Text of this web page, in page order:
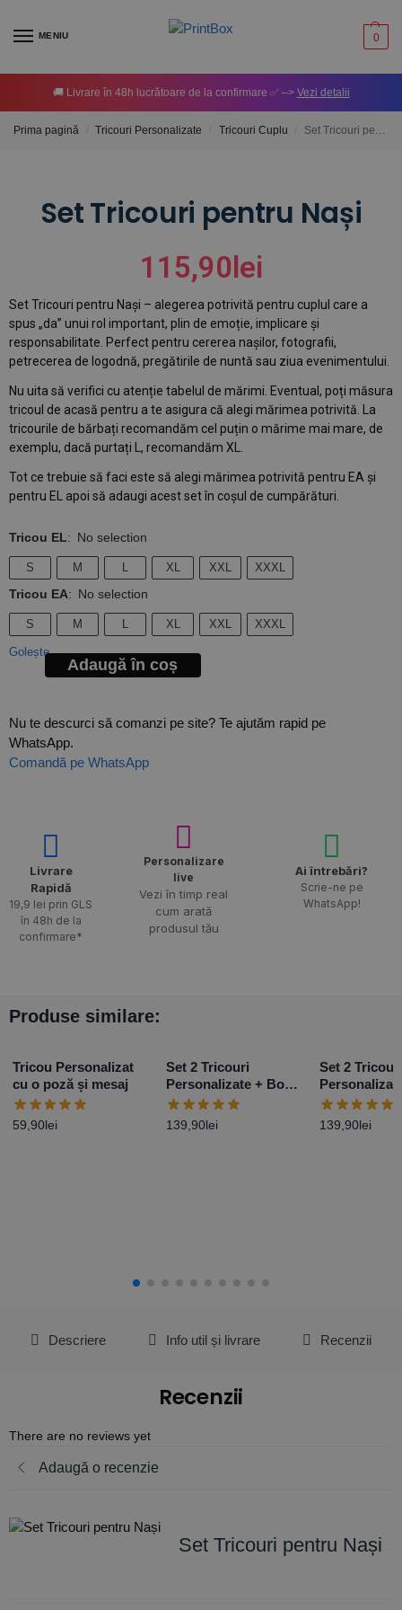
MENIU 0
🚚 Livrare în 48h lucrătoare de la confirmare ✅ –> Vezi detalii
Prima pagină Tricouri Personalizate Tricouri Cuplu Set Tricouri pentru Nași
Set Tricouri pentru Nași
115,90lei
Set Tricouri pentru Nași – alegerea potrivită pentru cuplul care a
spus „da” unui rol important, plin de emoție, implicare și
responsabilitate. Perfect pentru cererea nașilor, fotografii,
petrecerea de logodnă, pregătirile de nuntă sau ziua evenimentului.
Nu uita să verifici cu atenție tabelul de mărimi. Eventual, poți măsura
tricoul de acasă pentru a te asigura că alegi mărimea potrivită. La
tricourile de bărbați recomandăm cel puțin o mărime mai mare, de
exemplu, dacă purtați L, recomandăm XL.
Tot ce trebuie să faci este să alegi mărimea potrivită pentru EA și
pentru EL apoi să adaugi acest set în coșul de cumpărături.
Tricou EL: No selection
S M L XL XXL XXXL
Tricou EA: No selection
S M L XL XXL XXXL
Golește
Adaugă în coș
Nu te descurci să comanzi pe site? Te ajutăm rapid pe
WhatsApp.
Comandă pe WhatsApp
Livrare
Rapidă​
19,9 lei prin GLS
în 48h de la
confirmare*
Personalizare
live
Vezi în timp real
cum arată
produsul tău
Ai întrebări?
Scrie-ne pe
WhatsApp!
Produse similare:
Tricou Personalizat
cu o poză și mesaj
59,90lei
Set 2 Tricouri
Personalizate + Body
– Primul Paște Baby
Girl
139,90lei
Set 2
– Primul
Boy
139,90lei
Descriere Info util și livrare Recenzii
Recenzii
There are no reviews yet
Adaugă o recenzie
Set Tricouri pentru Nași